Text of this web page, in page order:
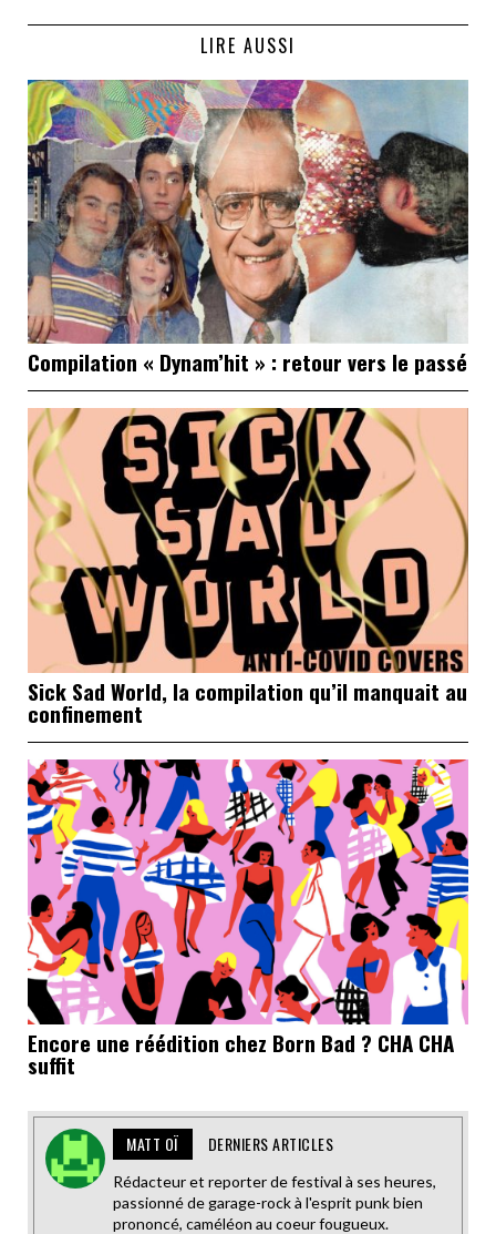
LIRE AUSSI
Compilation « Dynam’hit » : retour vers le passé
Sick Sad World, la compilation qu’il manquait au
confinement
Encore une réédition chez Born Bad ? CHA CHA
suffit
MATT OÏ DERNIERS ARTICLES
Rédacteur et reporter de festival à ses heures,
passionné de garage-rock à l'esprit punk bien
prononcé, caméléon au coeur fougueux.